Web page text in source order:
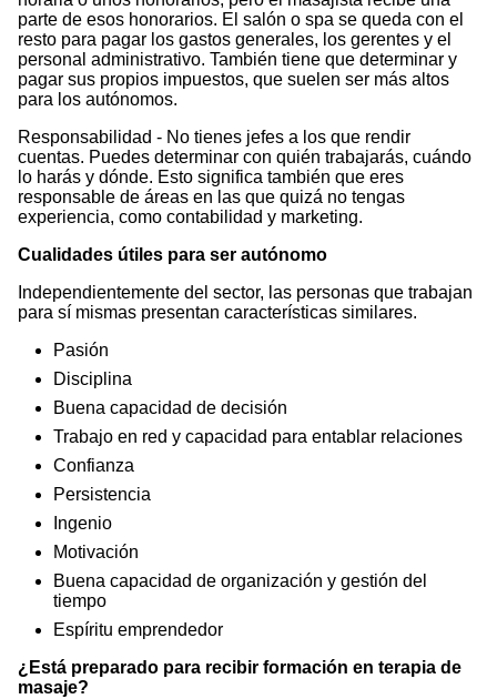
parte de esos honorarios. El salón o spa se queda con el
resto para pagar los gastos generales, los gerentes y el
personal administrativo. También tiene que determinar y
pagar sus propios impuestos, que suelen ser más altos
para los autónomos.
Responsabilidad - No tienes jefes a los que rendir
cuentas. Puedes determinar con quién trabajarás, cuándo
lo harás y dónde. Esto significa también que eres
responsable de áreas en las que quizá no tengas
experiencia, como contabilidad y marketing.
Cualidades útiles para ser autónomo
Independientemente del sector, las personas que trabajan
para sí mismas presentan características similares.
Pasión
Disciplina
Buena capacidad de decisión
Trabajo en red y capacidad para entablar relaciones
Confianza
Persistencia
Ingenio
Motivación
Buena capacidad de organización y gestión del
tiempo
Espíritu emprendedor
¿Está preparado para recibir formación en terapia de
masaje?